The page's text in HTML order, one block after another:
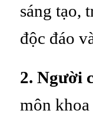
sáng tạo,
độc đáo
2. Người
môn